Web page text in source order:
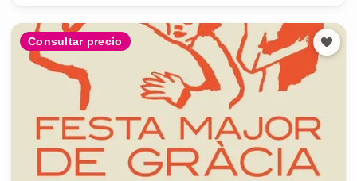
Consultar precio